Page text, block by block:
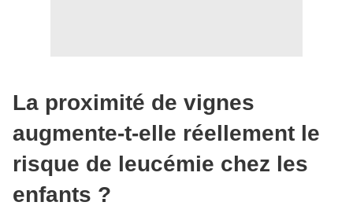
La proximité de vignes
augmente-t-elle réellement le
risque de leucémie chez les
enfants ?